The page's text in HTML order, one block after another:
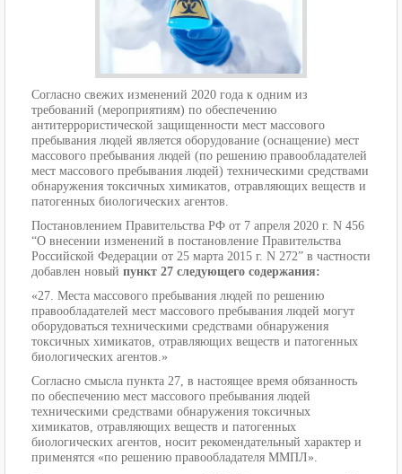
Согласно свежих изменений 2020 года к одним из
требований (мероприятиям) по обеспечению
антитеррористической защищенности мест массового
пребывания людей является оборудование (оснащение) мест
массового пребывания людей (по решению правообладателей
мест массового пребывания людей) техническими средствами
обнаружения токсичных химикатов, отравляющих веществ и
патогенных биологических агентов.
Постановлением Правительства РФ от 7 апреля 2020 г. N 456
“О внесении изменений в постановление Правительства
Российской Федерации от 25 марта 2015 г. N 272” в частности
добавлен новый пункт 27 следующего содержания:
«27. Места массового пребывания людей по решению
правообладателей мест массового пребывания людей могут
оборудоваться техническими средствами обнаружения
токсичных химикатов, отравляющих веществ и патогенных
биологических агентов.»
Согласно смысла пункта 27, в настоящее время обязанность
по обеспечению мест массового пребывания людей
техническими средствами обнаружения токсичных
химикатов, отравляющих веществ и патогенных
биологических агентов, носит рекомендательный характер и
применятся «по решению правообладателя ММПЛ».